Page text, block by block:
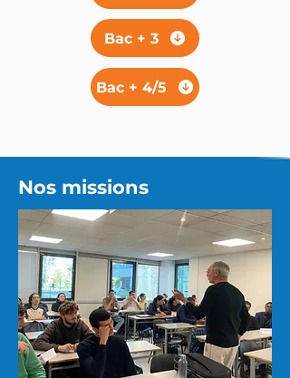
Bac + 3
Bac + 4/5
Nos missions